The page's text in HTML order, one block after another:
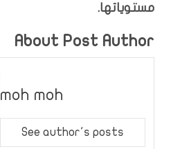
مستوياتها.
About Post Author
moh moh
See author's posts